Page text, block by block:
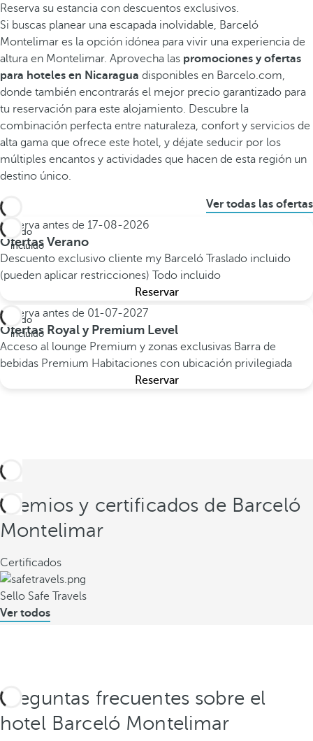
Reserva su estancia con descuentos exclusivos.
Si buscas planear una escapada inolvidable, Barceló
Montelimar es la opción idónea para vivir una experiencia de
altura en Montelimar. Aprovecha las promociones y ofertas
para hoteles en Nicaragua disponibles en Barcelo.com,
donde también encontrarás el mejor precio garantizado para
tu reservación para este alojamiento. Descubre la
combinación perfecta entre naturaleza, confort y servicios de
alta gama que ofrece este hotel, y déjate seducir por los
múltiples encantos y actividades que hacen de esta región un
destino único.
Ver todas las ofertas
Todo
incluido
Reserva antes de 17-08-2026
Ofertas Verano
Descuento exclusivo cliente my Barceló Traslado incluido
(pueden aplicar restricciones) Todo incluido
Reservar
Todo
incluido
Reserva antes de 01-07-2027
Ofertas Royal y Premium Level
Acceso al lounge Premium y zonas exclusivas Barra de
bebidas Premium Habitaciones con ubicación privilegiada
Reservar
Premios y certificados de Barceló
Montelimar
Certificados
Sello Safe Travels
Ver todos
Preguntas frecuentes sobre el
hotel Barceló Montelimar